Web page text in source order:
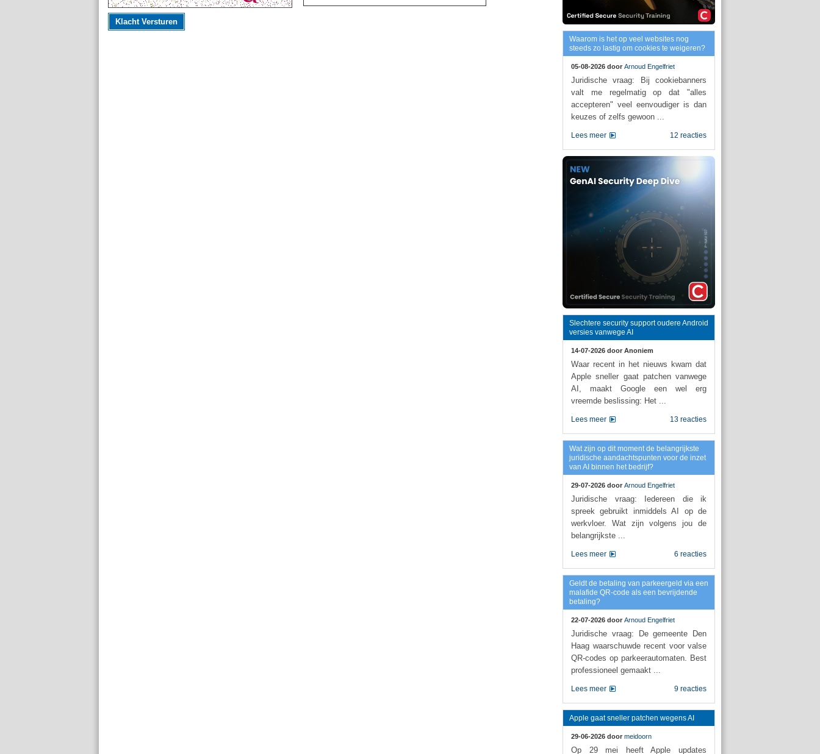
Klacht Versturen
Waarom is het op veel websites nog
steeds zo lastig om cookies te weigeren?
05-08-2026 door Arnoud Engelfriet
Juridische vraag: Bij cookiebanners
valt me regelmatig op dat "alles
accepteren" veel eenvoudiger is dan
keuzes of zelfs gewoon ...
12 reacties
Lees meer
Slechtere security support oudere Android
versies vanwege AI
14-07-2026 door Anoniem
Waar recent in het nieuws kwam dat
Apple sneller gaat patchen vanwege
AI, maakt Google een wel erg
vreemde beslissing: Het ...
13 reacties
Lees meer
Wat zijn op dit moment de belangrijkste
juridische aandachtspunten voor de inzet
van AI binnen het bedrijf?
29-07-2026 door Arnoud Engelfriet
Juridische vraag: Iedereen die ik
spreek gebruikt inmiddels AI op de
werkvloer. Wat zijn volgens jou de
belangrijkste ...
6 reacties
Lees meer
Geldt de betaling van parkeergeld via een
malafide QR-code als een bevrijdende
betaling?
22-07-2026 door Arnoud Engelfriet
Juridische vraag: De gemeente Den
Haag waarschuwde recent voor valse
QR-codes op parkeerautomaten. Best
professioneel gemaakt ...
9 reacties
Lees meer
Apple gaat sneller patchen wegens AI
29-06-2026 door meidoorn
Op 29 mei heeft Apple updates